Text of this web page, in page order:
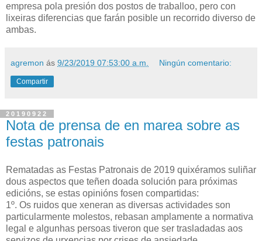
empresa pola presión dos postos de traballoo, pero con
lixeiras diferencias que farán posible un recorrido diverso de
ambas.
agremon ás 9/23/2019 07:53:00 a.m. Ningún comentario:
Compartir
20190922
Nota de prensa de en marea sobre as
festas patronais
Rematadas as Festas Patronais de 2019 quixéramos suliñar
dous aspectos que teñen doada solución para próximas
edicións, se estas opinións fosen compartidas:
1º. Os ruidos que xeneran as diversas actividades son
particularmente molestos, rebasan amplamente a normativa
legal e algunhas persoas tiveron que ser trasladadas aos